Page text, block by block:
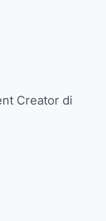
Creator di